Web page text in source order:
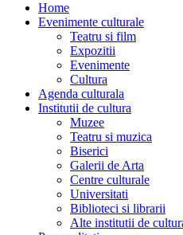
Home
Evenimente culturale
Teatru si film
Expozitii
Evenimente
Cultura
Agenda culturala
Institutii de cultura
Muzee
Teatru si muzica
Biserici
Galerii de Arta
Centre culturale
Universitati
Biblioteci si librarii
Alte institutii de